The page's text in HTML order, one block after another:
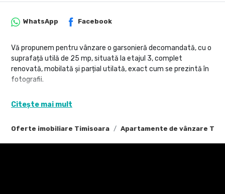
Oferte imobiliare Timisoara Apartamente de vânzare
WhatsApp Facebook
Vă propunem pentru vânzare o garsonieră decomandată, cu o
suprafață utilă de 25 mp, situată la etajul 3, complet
renovată, mobilată și parțial utilată, exact cum se prezintă în
fotografii.
✔ Mobilată și utilată
Citește mai mult